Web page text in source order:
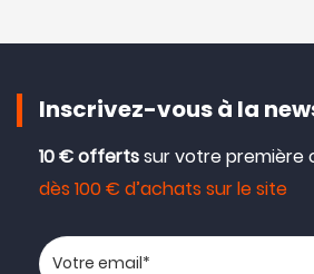
Inscrivez-vous à la
10 € offertssur votre première
dès 100 € d’achats sur le site
Votre adresse email